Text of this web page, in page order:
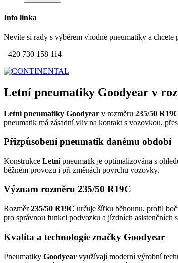
Info linka
Nevíte si rady s výběrem vhodné pneumatiky a chcete
+420 730 158 114
Letní pneumatiky Goodyear v
Letní pneumatiky Goodyear v rozměru 235/50 R19C
pneumatik má zásadní vliv na kontakt s vozovkou,
Přizpůsobení pneumatik danému období
Konstrukce Letnípneumatik je optimalizována s
běžném provozu i při změnách povrchu vozovky.
Význam rozměru 235/50 R19C
Rozměr235/50 R19C určuje šířku běhounu, profil
pro správnou funkci podvozku a jízdních asistenčních
Kvalita a technologie značky Goodyear
Pneumatiky Goodyear využívají moderní výrobní